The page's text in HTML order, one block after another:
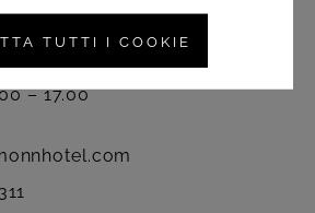
venerdì nel
– 17.00
TUTTI I COOKIE